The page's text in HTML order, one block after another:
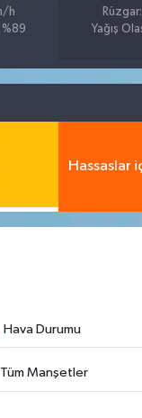
h
%89
Yağış
Hassaslar
Hava Durumu
Tüm Manşetler